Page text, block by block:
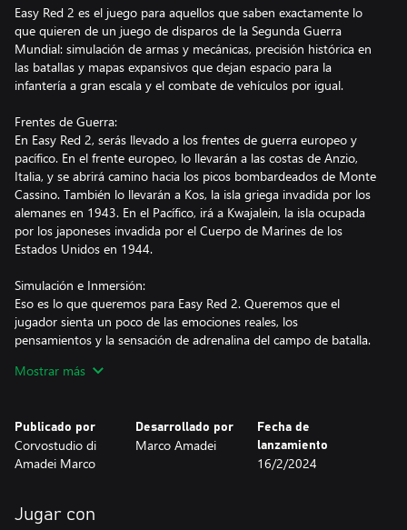
Easy Red 2 es el juego para aquellos que saben exactamente lo
que quieren de un juego de disparos de la Segunda Guerra
Mundial: simulación de armas y mecánicas, precisión histórica en
las batallas y mapas expansivos que dejan espacio para la
infantería a gran escala y el combate de vehículos por igual.
Frentes de Guerra:
En Easy Red 2, serás llevado a los frentes de guerra europeo y
pacífico. En el frente europeo, lo llevarán a las costas de Anzio,
Italia, y se abrirá camino hacia los picos bombardeados de Monte
Cassino. También lo llevarán a Kos, la isla griega invadida por los
alemanes en 1943. En el Pacífico, irá a Kwajalein, la isla ocupada
por los japoneses invadida por el Cuerpo de Marines de los
Estados Unidos en 1944.
Simulación e Inmersión:
Eso es lo que queremos para Easy Red 2. Queremos que el
jugador sienta un poco de las emociones reales, los
pensamientos y la sensación de adrenalina del campo de batalla.
devastación, órdenes y gritos de quienes lo rodean. El jugador
Grandes batallas y lugares históricos:
Todas las campañas tienen lugar en grandes mapas de mundo
batallas históricas, con los planos y el diseño de las batallas fieles
a los eventos que han ocurrido históricamente.
Mostrar más
Publicado por
Corvostudio di
Amadei Marco
Desarrollado por
Marco Amadei
Fecha de
lanzamiento
16/2/2024
Jugar con